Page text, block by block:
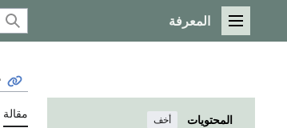
القائمة الرئيسية
المعرفة
المحتويات أخف مقالة